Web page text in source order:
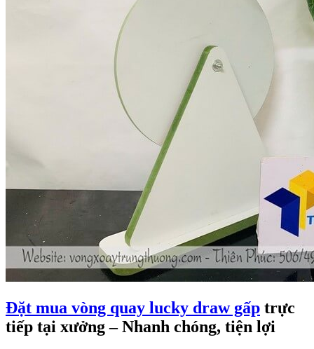
Đặt mua vòng quay lucky draw gấp trực
tiếp tại xưởng – Nhanh chóng, tiện lợi